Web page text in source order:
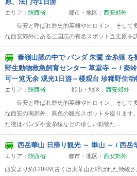
エリア： 陝西省 都市・地区： 西安郊外
長安と呼ばれ歴史的英雄やヒロイン、そして
な西安郊外にある三国志の有名スポット五丈原を
秦嶺山脈の中で パンダ 朱鷺 金糸猿
野生動物救急飼育センター 草堂寺 ～ / 秦
可一览无余 观光1日游～楼观台 珍稀野生
エリア： 陝西省 都市・地区： 西安郊外
長安と呼ばれ歴史的英雄やヒロイン、そして
な西安の南郊外、異色の観光スポットを廻ります
た後はパンダや金糸猿などの珍しい動物た...
西岳華山 日帰り観光 ～ 崋山 ～ / 西岳
エリア： 陝西省 都市・地区： 西安郊外
西安より約120KM,古くは太華山と呼ばれた険峻